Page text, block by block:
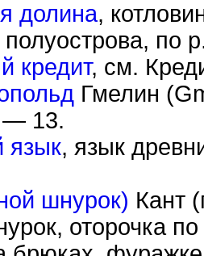
долина,
по
кредит, см.
Гмелин
— 13.
язык, язык
шнурок) Кант
оторочка